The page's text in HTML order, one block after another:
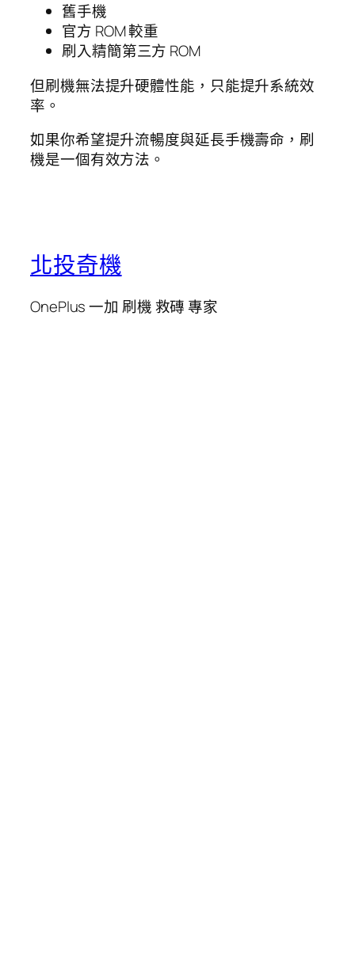
舊手機
官方 ROM 較重
刷入精簡第三方 ROM
但刷機無法提升硬體性能，只能提升系統效
率。
如果你希望提升流暢度與延長手機壽命，刷
機是一個有效方法。
北投奇機
OnePlus 一加 刷機 救磚 專家